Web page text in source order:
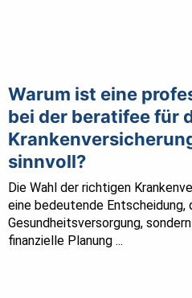
Warum ist eine
bei der beratifee für
sinnvoll?
Die Wahl der richtigen
eine bedeutende Entscheidung,
Gesundheitsversorgung,
finanzielle Planung ...